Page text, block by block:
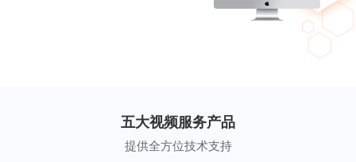
五大视频服务产品
提供全方位技术支持